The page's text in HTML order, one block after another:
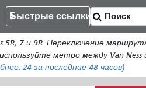
Быстрые ссылки
7 и 9R. Переключение
метро между Van Ness
24 за последние 48 часов)